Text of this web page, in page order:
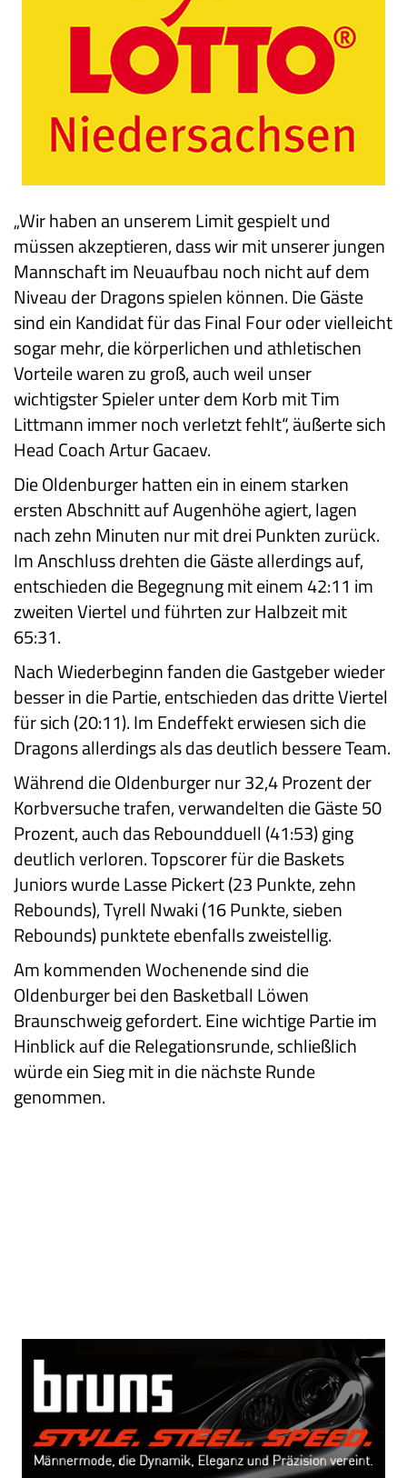
„Wir haben an unserem Limit gespielt und
müssen akzeptieren, dass wir mit unserer jungen
Mannschaft im Neuaufbau noch nicht auf dem
Niveau der Dragons spielen können. Die Gäste
sind ein Kandidat für das Final Four oder vielleicht
sogar mehr, die körperlichen und athletischen
Vorteile waren zu groß, auch weil unser
wichtigster Spieler unter dem Korb mit Tim
Littmann immer noch verletzt fehlt“, äußerte sich
Head Coach Artur Gacaev.
Die Oldenburger hatten ein in einem starken
ersten Abschnitt auf Augenhöhe agiert, lagen
nach zehn Minuten nur mit drei Punkten zurück.
Im Anschluss drehten die Gäste allerdings auf,
entschieden die Begegnung mit einem 42:11 im
zweiten Viertel und führten zur Halbzeit mit
65:31.
Nach Wiederbeginn fanden die Gastgeber wieder
besser in die Partie, entschieden das dritte Viertel
für sich (20:11). Im Endeffekt erwiesen sich die
Dragons allerdings als das deutlich bessere Team.
Während die Oldenburger nur 32,4 Prozent der
Korbversuche trafen, verwandelten die Gäste 50
Prozent, auch das Reboundduell (41:53) ging
deutlich verloren. Topscorer für die Baskets
Juniors wurde Lasse Pickert (23 Punkte, zehn
Rebounds), Tyrell Nwaki (16 Punkte, sieben
Rebounds) punktete ebenfalls zweistellig.
Am kommenden Wochenende sind die
Oldenburger bei den Basketball Löwen
Braunschweig gefordert. Eine wichtige Partie im
Hinblick auf die Relegationsrunde, schließlich
würde ein Sieg mit in die nächste Runde
genommen.